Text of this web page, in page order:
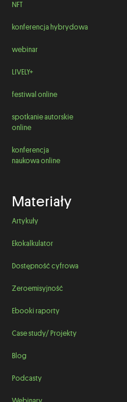
NFT
konferencja hybrydowa
webinar
LIVELY+
festiwal online
spotkanie autorskie
online
konferencja
naukowa online
Materiały
Artykuły
Ekokalkulator
Dostępność cyfrowa
Zeroemisyjność
Ebooki raporty
Case study/ Projekty
Blog
Podcasty